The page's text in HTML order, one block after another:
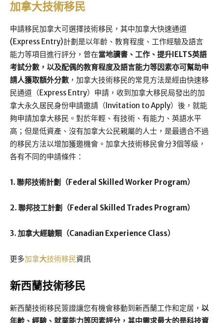
加拿大技術移民
申請移民加拿大可選擇技術移民，其中加拿大快速通道
(Express Entry)計劃是以年齡、教育程度、工作經驗及語言
能力等項目進行評分，曾在當地讀書、工作、提升IELTS英語
考試分數，以及配偶的教育程度及語言能力等因素亦可幫助申
請人獲取額外分數 ，加拿大技術移民的常見方法是經由快速移
民通道（Express Entry）申請，收到加拿大移民局發出的加
拿大永久居民身份申請邀請（Invitation to Apply）後，就能
夠申請加拿大移民。對於年輕、有技術、有能力、英語水平
高；但是低資產、沒有加拿大公民親屬的人士，是最適合不過
的移民方法以增加獲邀機會。加拿大技術移民會分3個等級，
各有不同的申請條件：
1. 聯邦技術計劃（Federal Skilled Worker Program）
2. 聯邦技工計劃（Federal Skilled Trades Program）
3. 加拿大經驗類（Canadian Experience Class）
更多加拿大技術移民資訊
新西蘭技術移民
新西蘭技術移民簽證讓您有機會移動到新西蘭工作和定居， 以
年齡、經驗、就業能力等因素評分，其中需求最大的是科技資